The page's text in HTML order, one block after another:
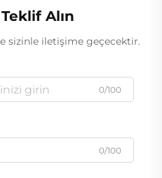
Alın
sizinle iletişime geçecektir.
0/100
0/100